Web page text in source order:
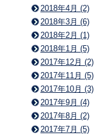
2018年4月 (2)
2018年3月 (6)
2018年2月 (1)
2018年1月 (5)
2017年12月 (2)
2017年11月 (5)
2017年10月 (3)
2017年9月 (4)
2017年8月 (2)
2017年7月 (5)